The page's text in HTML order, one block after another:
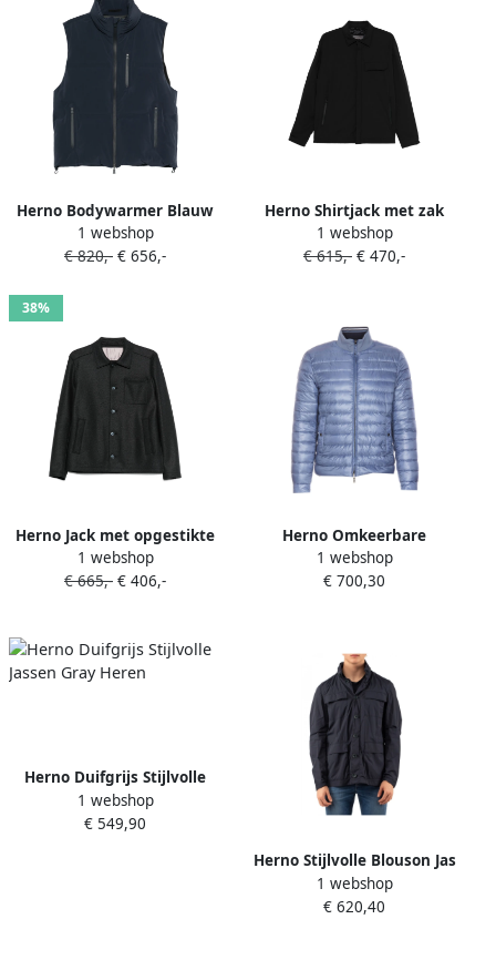
Herno Bodywarmer Blauw
1 webshop
€ 820,- € 656,-
Herno Shirtjack met zak
Zwart
1 webshop
€ 615,- € 470,-
38%
Herno Jack met opgestikte
zak en knoopsluiting Blauw
1 webshop
€ 665,- € 406,-
Herno Omkeerbare
Gewatteerde Jas
Marineblauw Blue Heren
1 webshop
€ 700,30
Herno Duifgrijs Stijlvolle
Jassen Gray Heren
1 webshop
€ 549,90
Herno Stijlvolle Blouson Jas
Blue Heren
1 webshop
€ 620,40